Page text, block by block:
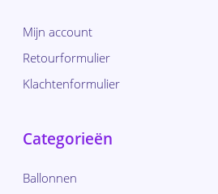
Mijn account
Retourformulier
Klachtenformulier
Categorieën
Ballonnen